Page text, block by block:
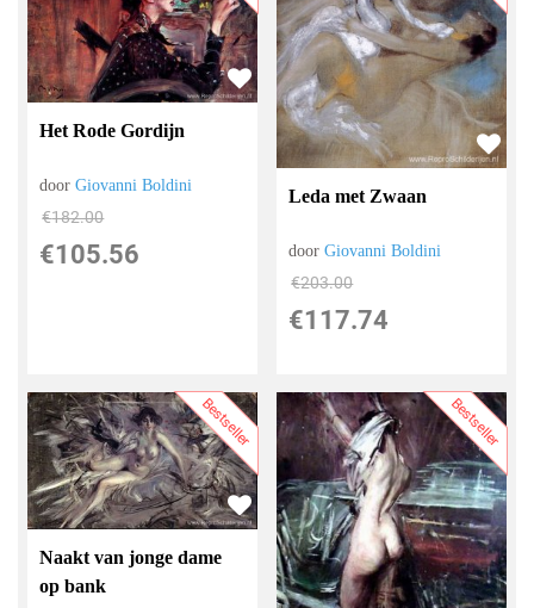
Het Rode Gordijn
doorGiovanni Boldini
€182.00
€105.56
Leda met Zwaan
doorGiovanni Boldini
€203.00
€117.74
Bestseller
Naakt van jonge dame
op bank
Bestseller